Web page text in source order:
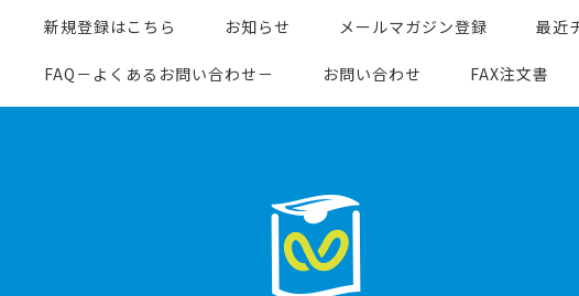
新規登録はこちら お知らせ メールマガジン登録 最近
FAQ－よくあるお問い合わせ－ お問い合わせ FAX注文書